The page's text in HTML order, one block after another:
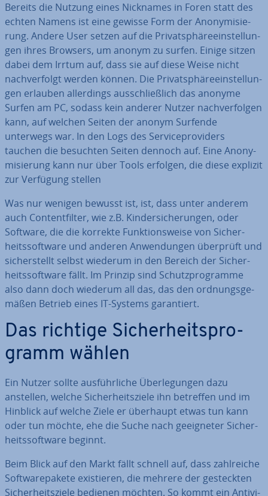
Bereits die Nutzung eines Nicknames in Foren statt des
echten Namens ist eine gewisse Form der An­ony­mi­sie­
rung. Andere User setzen auf die Pri­vat­sphä­re­ein­stel­lun­
gen ihres Browsers, um anonym zu surfen. Einige sitzen
dabei dem Irrtum auf, dass sie auf diese Weise nicht
nach­ver­folgt werden können. Die Pri­vat­sphä­re­ein­stel­lun­
gen erlauben al­ler­dings aus­schließ­lich das anonyme
Surfen am PC, sodass kein anderer Nutzer nach­ver­fol­gen
kann, auf welchen Seiten der anonym Surfende
unterwegs war. In den Logs des Ser­vice­pro­vi­ders
tauchen die besuchten Seiten dennoch auf. Eine An­ony­
mi­sie­rung kann nur über Tools erfolgen, die diese explizit
zur Verfügung stellen
Was nur wenigen bewusst ist, ist, dass unter anderem
auch Con­tent­fil­ter, wie z.B. Kin­der­si­che­run­gen, oder
Software, die die korrekte Funk­ti­ons­wei­se von Si­cher­
heits­soft­ware und anderen An­wen­dun­gen überprüft und
si­cher­stellt selbst wiederum in den Bereich der Si­cher­
heits­soft­ware fällt. Im Prinzip sind Schutz­pro­gram­me
also dann doch wiederum all das, das den ord­nungs­ge­
mä­ßen Betrieb eines IT-Systems ga­ran­tiert.
Das richtige Si­cher­heits­pro­
gramm wählen
Ein Nutzer sollte aus­führ­li­che Über­le­gun­gen dazu
anstellen, welche Si­cher­heits­zie­le ihn betreffen und im
Hinblick auf welche Ziele er überhaupt etwas tun kann
oder tun möchte, ehe die Suche nach ge­eig­ne­ter Si­cher­
heits­soft­ware beginnt.
Beim Blick auf den Markt fällt schnell auf, dass zahl­rei­che
Soft­ware­pa­ke­te exis­tie­ren, die mehrere der ge­steck­ten
Si­cher­heits­zie­le bedienen möchten. So kommt ein An­ti­vi­